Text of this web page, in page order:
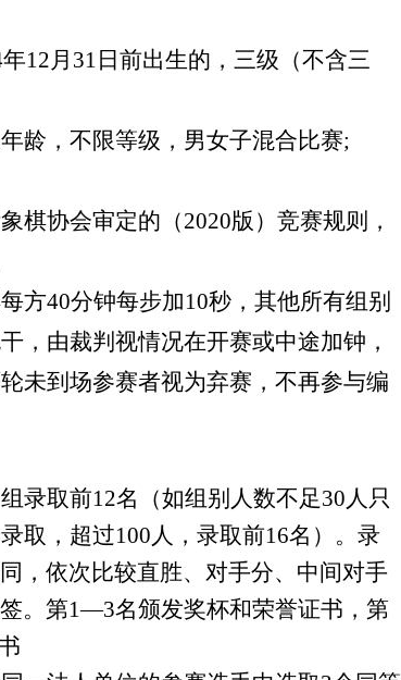
年12月31日前出生的，三级（不含三
龄，不限等级，男女子混合比赛;
棋协会审定的（2020版）竞赛规则，
方40分钟每步加10秒，其他所有组别
，由裁判视情况在开赛或中途加钟，
未到场参赛者视为弃赛，不再参与编
录取前12名（如组别人数不足30人只
取，超过100人，录取前16名）。录
，依次比较直胜、对手分、中间对手
。第1—3名颁发奖杯和荣誉证书，第